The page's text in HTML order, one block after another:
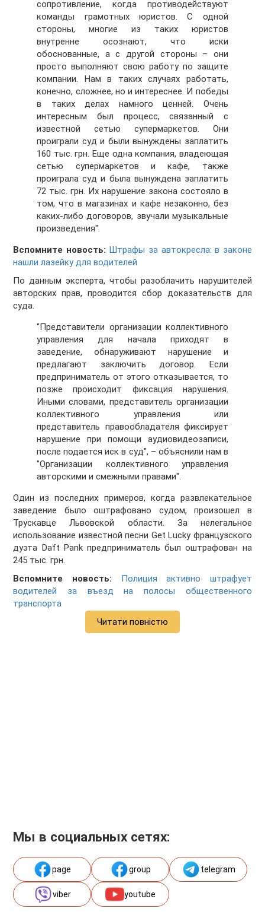
сопротивление, когда противодействуют
команды грамотных юристов. С одной
стороны, многие из таких юристов
внутренне осознают, что иски
обоснованные, а с другой стороны – они
просто выполняют свою работу по защите
компании. Нам в таких случаях работать,
конечно, сложнее, но и интереснее. И победы
в таких делах намного ценней. Очень
интересным был процесс, связанный с
известной сетью супермаркетов. Они
проиграли суд и были вынуждены заплатить
160 тыс. грн. Еще одна компания, владеющая
сетью супермаркетов и кафе, также
проиграла суд и была вынуждена заплатить
72 тыс. грн. Их нарушение закона состояло в
том, что в магазинах и кафе незаконно, без
каких-либо договоров, звучали музыкальные
произведения".
Вспомните новость: Штрафы за автокресла: в законе
нашли лазейку для водителей
По данным эксперта, чтобы разоблачить нарушителей
авторских прав, проводится сбор доказательств для
суда.
"Представители организации коллективного
управления для начала приходят в
заведение, обнаруживают нарушение и
предлагают заключить договор. Если
предприниматель от этого отказывается, то
позже происходит фиксация нарушения.
Иными словами, представитель организации
коллективного управления или
представитель правообладателя фиксирует
нарушение при помощи аудиовидеозаписи,
после подается иск в суд", – объяснили нам в
"Организации коллективного управления
авторскими и смежными правами".
Один из последних примеров, когда развлекательное
заведение было оштрафовано судом, произошел в
Трускавце Львовской области. За нелегальное
использование известной песни Get Lucky французского
дуэта Daft Pank предприниматель был оштрафован на
245 тыс. грн.
Вспомните новость: Полиция активно штрафует
водителей за въезд на полосы общественного
транспорта
Читати повністю
Мы в социальных сетях:
page group telegram
viber youtube